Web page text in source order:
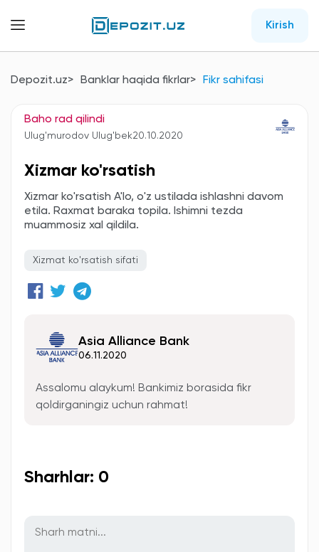
Kirish
Depozit.uz Banklar haqida fikrlar Fikr sahifasi
Baho rad qilindi
Ulug'murodov Ulug'bek20.10.2020
Xizmar ko'rsatish
Xizmar ko'rsatish A'lo, o'z ustilada ishlashni davom
etila. Raxmat baraka topila. Ishimni tezda
muammosiz xal qildila.
Xizmat ko'rsatish sifati
Asia Alliance Bank
06.11.2020
Assalomu alaykum! Bankimiz borasida fikr
qoldirganingiz uchun rahmat!
Sharhlar: 0